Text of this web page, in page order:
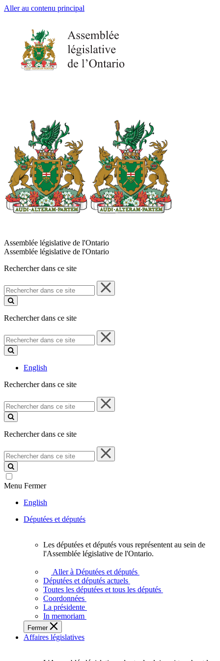
Aller au contenu principal
Assemblée législative de l'Ontario
Assemblée législative de l'Ontario
Rechercher dans ce site
Rechercher
dans
ce
Rechercher dans ce site
Rechercher
dans
ce
English
Rechercher dans ce site
Rechercher
dans
ce
Rechercher dans ce site
Rechercher
dans
ce
site
Menu Fermer
English
Députées et députés
députés
vous
représentent
sein
de
l'Assemblée
législative
l'Ontario.
Les députées et députés vous représentent au sein de
l'Assemblée législative de l'Ontario.
Aller à Députées et députés
Députées et députés actuels
Toutes les députées et tous les députés
Coordonnées
La présidente
In memoriam
Fermer
Affaires législatives